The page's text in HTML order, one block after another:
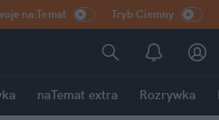
na:Temat Tryb Ciemny
naTemat extra Rozrywka